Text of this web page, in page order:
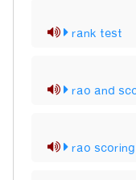
rank test
rao and
rao